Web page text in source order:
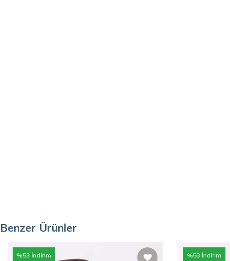
Benzer Ürünler
%53 İndirim %53 İndirim